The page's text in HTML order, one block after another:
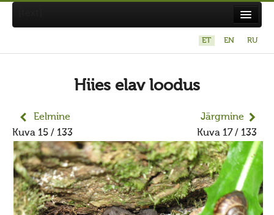
Põhikiri
Aastaaruanded
Kuidas liituda kojaga?
Maavalla Koja juhtimine
ET EN RU
Hiies elav loodus
Eelmine
Kuva 15 / 133
Järgmine
Kuva 17 / 133